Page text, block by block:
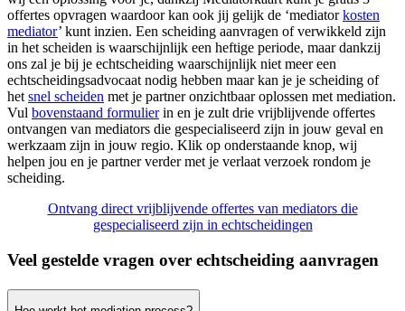
offertes opvragen waardoor kan ook jij gelijk de ‘mediatorkosten
mediator’ kunt inzien. Een scheiding aanvragen of verwikkeld zijn
in het scheiden is waarschijnlijk een heftige periode, maar dankzij
ons zal je bij je echtscheiding waarschijnlijk niet meer een
echtscheidingsadvocaat nodig hebben maar kan je je scheiding of
het snel scheiden met je partner onzichtbaar oplossen met mediation.
Vul bovenstaand formulierin en je zult drie vrijblijvende offertes
ontvangen van mediators die gespecialiseerd zijn in jouw geval en
werkzaam zijn in jouw regio. Klik op onderstaande knop, wij
helpen jou en je partner verder met je verlaat verzoek rondom je
scheiding.
Ontvang direct vrijblijvende offertes van mediators die
gespecialiseerd zijn in echtscheidingen
Veel gestelde vragen over echtscheiding aanvragen